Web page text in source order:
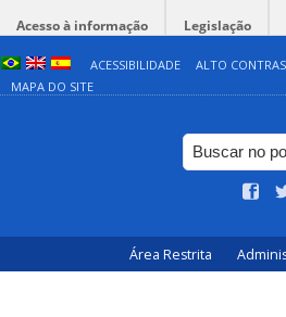
Acesso à informação Legislação
ACESSIBILIDADE
ALTO
MAPA DO SITE
Área Restrita